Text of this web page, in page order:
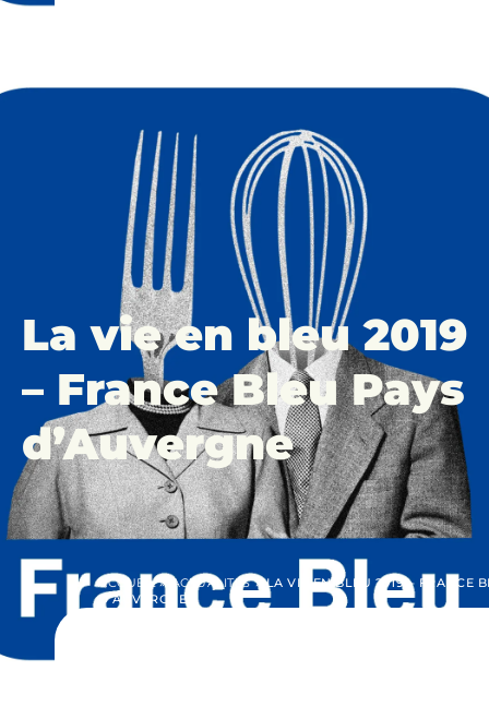
La vie en bleu 2019
– France Bleu Pays
d’Auvergne
ACCUEIL» ACTUALITÉS»LA VIE EN BLEU 2019 – FRANCE
D’AUVERGNE